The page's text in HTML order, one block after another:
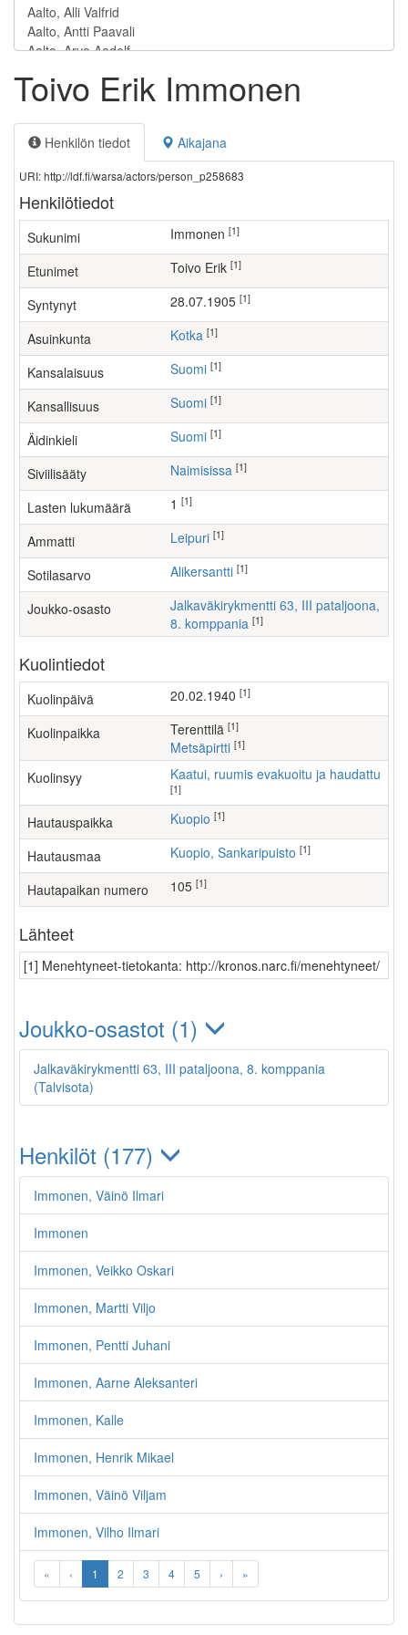
Toivo Erik Immonen
Henkilön tiedot Aikajana
URI: http://ldf.fi/warsa/actors/person_p258683
Henkilötiedot
Sukunimi Immonen [1]
Etunimet Toivo Erik [1]
Syntynyt 28.07.1905 [1]
Asuinkunta Kotka [1]
Kansalaisuus Suomi [1]
Kansallisuus Suomi [1]
Äidinkieli Suomi [1]
Siviilisääty Naimisissa [1]
Lasten lukumäärä [1]
Ammatti leipuri [1]
Sotilasarvo Alikersantti [1]
Joukko-osasto
Jalkaväkirykmentti 63, III pataljoona,
8. komppania [1]
Kuolintiedot
Kuolinpäivä 20.02.1940 [1]
Kuolinpaikka Terenttilä [1]
Metsäpirtti [1]
Kuolinsyy Kaatui, ruumis evakuoitu ja haudattu
[1]
Hautauspaikka Kuopio [1]
Hautausmaa Kuopio, Sankaripuisto [1]
Hautapaikan numero 105 [1]
Lähteet
[1] Menehtyneet-tietokanta: http://kronos.narc.fi/menehtyneet/
Joukko-osastot (1)
Jalkaväkirykmentti 63, III pataljoona, 8. komppania
(Talvisota)
Henkilöt (177)
Immonen, Väinö Ilmari
Immonen
Immonen, Veikko Oskari
Immonen, Martti Viljo
Immonen, Pentti Juhani
Immonen, Aarne Aleksanteri
Immonen, Kalle
Immonen, Henrik Mikael
Immonen, Väinö Viljam
Immonen, Vilho Ilmari
« ‹ 1 2 3 4 5 › »